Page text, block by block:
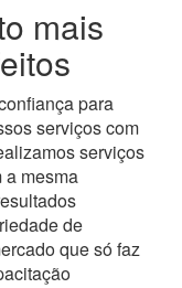
mais
para
serviços com
serviços
a mesma
de
que só faz